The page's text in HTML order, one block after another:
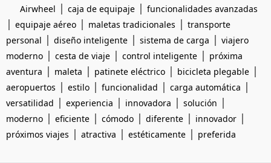
Airwheel | caja de equipaje | funcionalidades avanzadas
| equipaje aéreo | maletas tradicionales | transporte
personal | diseño inteligente | sistema de carga | viajero
moderno | cesta de viaje | control inteligente | próxima
aventura | maleta | patinete eléctrico | bicicleta plegable |
aeropuertos | estilo | funcionalidad | carga automática |
versatilidad | experiencia | innovadora | solución |
moderno | eficiente | cómodo | diferente | innovador |
próximos viajes | atractiva | estéticamente | preferida